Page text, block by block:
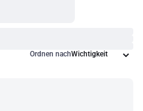
Ordnen nach